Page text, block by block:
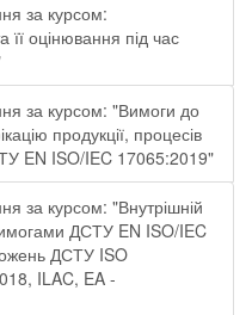
за курсом:
її оцінювання під час
за курсом: "Вимоги до
продукції, процесів
EN ISO/IEC 17065:2019"
за курсом: "Внутрішній
ДСТУ EN ISO/IEC
ДСТУ ISO
ILAC, EA -